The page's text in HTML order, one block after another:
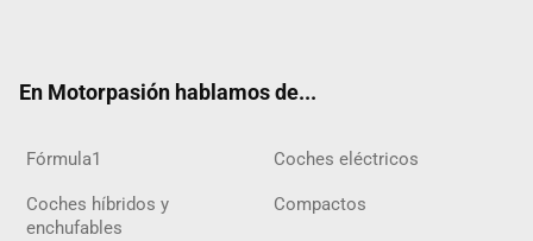
En Motorpasión hablamos de...
Fórmula1 Coches eléctricos
Coches híbridos y
enchufables
Compactos